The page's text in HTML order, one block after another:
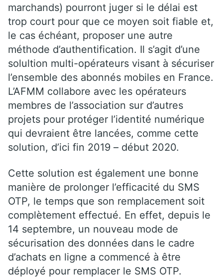
marchands) pourront juger si le délai est
trop court pour que ce moyen soit fiable et,
le cas échéant, proposer une autre
méthode d’authentification. Il s’agit d’une
solultion multi-opérateurs visant à sécuriser
l’ensemble des abonnés mobiles en France.
L’AFMM collabore avec les opérateurs
membres de l’association sur d’autres
projets pour protéger l’identité numérique
qui devraient être lancées, comme cette
solution, d’ici fin 2019 – début 2020.
Cette solution est également une bonne
manière de prolonger l’efficacité du SMS
OTP, le temps que son remplacement soit
complètement effectué. En effet, depuis le
14 septembre, un nouveau mode de
sécurisation des données dans le cadre
d’achats en ligne a commencé à être
déployé pour remplacer le SMS OTP.